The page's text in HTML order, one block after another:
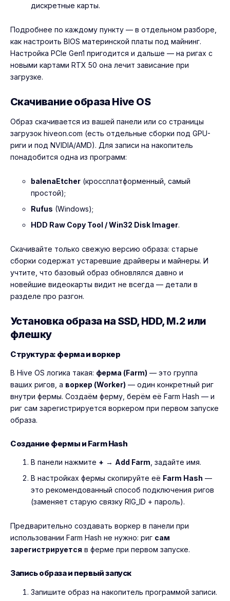
дискретные карты.
Подробнее по каждому пункту — в отдельном разборе,
как настроить BIOS материнской платы под майнинг.
Настройка PCIe Gen1 пригодится и дальше — на ригах с
новыми картами RTX 50 она лечит зависание при
загрузке.
Скачивание образа Hive OS
Образ скачивается из вашей панели или со страницы
загрузок hiveon.com (есть отдельные сборки под GPU-
риги и под NVIDIA/AMD). Для записи на накопитель
понадобится одна из программ:
balenaEtcher (кроссплатформенный, самый
простой);
Rufus (Windows);
HDD Raw Copy Tool / Win32 Disk Imager.
Скачивайте только свежую версию образа: старые
сборки содержат устаревшие драйверы и майнеры. И
учтите, что базовый образ обновлялся давно и
новейшие видеокарты видит не всегда — детали в
разделе про разгон.
Установка образа на SSD, HDD, M.2 или
флешку
Структура: ферма и воркер
В Hive OS логика такая: ферма (Farm) — это группа
ваших ригов, а воркер (Worker) — один конкретный риг
внутри фермы. Создаём ферму, берём её Farm Hash — и
риг сам зарегистрируется воркером при первом запуске
образа.
Создание фермы и Farm Hash
В панели нажмите + → Add Farm, задайте имя.
В настройках фермы скопируйте её Farm Hash —
это рекомендованный способ подключения ригов
(заменяет старую связку RIG_ID + пароль).
Предварительно создавать воркер в панели при
использовании Farm Hash не нужно: риг сам
зарегистрируется в ферме при первом запуске.
Запись образа и первый запуск
Запишите образ на накопитель программой записи.